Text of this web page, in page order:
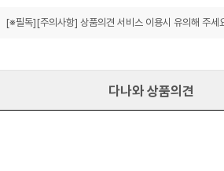
[※필독][주의사항] 상품의견 서비스 이용시 유의해 주세
다나와 상품의견